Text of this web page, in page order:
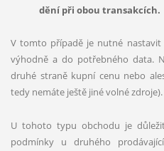
dění při obou transakcích.
V tomto případě je nutné
výhodně a do potřebného data.
druhé straně kupní cenu nebo
tedy nemáte ještě jiné volné zdroje).
U tohoto typu obchodu je
podmínky u druhého